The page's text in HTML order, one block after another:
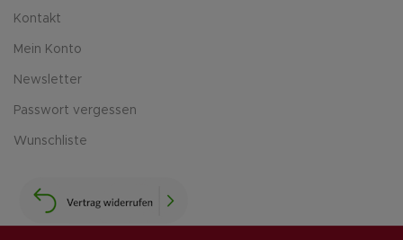
Kontakt
Mein Konto
Newsletter
Passwort vergessen
Wunschliste